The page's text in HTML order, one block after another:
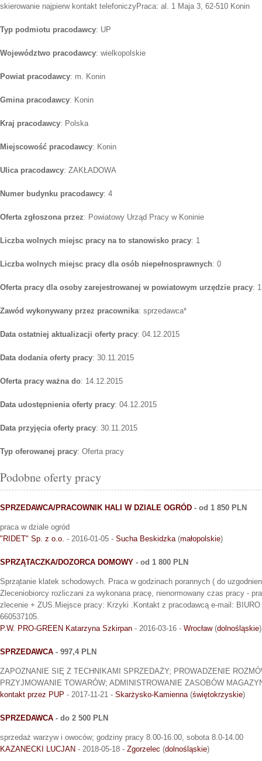
skierowanie najpierw kontakt telefoniczyPraca: al. 1 Maja 3, 62-510 Konin
Typ podmiotu pracodawcy: UP
Województwo pracodawcy: wielkopolskie
Powiat pracodawcy: m. Konin
Gmina pracodawcy: Konin
Kraj pracodawcy: Polska
Miejscowość pracodawcy: Konin
Ulica pracodawcy: ZAKŁADOWA
Numer budynku pracodawcy: 4
Oferta zgłoszona przez: Powiatowy Urząd Pracy w Koninie
Liczba wolnych miejsc pracy na to stanowisko pracy: 1
Liczba wolnych miejsc pracy dla osób niepełnosprawnych: 0
Oferta pracy dla osoby zarejestrowanej w powiatowym urzędzie pracy: 1
Zawód wykonywany przez pracownika: sprzedawca*
Data ostatniej aktualizacji oferty pracy: 04.12.2015
Data dodania oferty pracy: 30.11.2015
Oferta pracy ważna do: 14.12.2015
Data udostępnienia oferty pracy: 04.12.2015
Data przyjęcia oferty pracy: 30.11.2015
Typ oferowanej pracy: Oferta pracy
Podobne oferty pracy
SPRZEDAWCA/PRACOWNIK HALI W DZIALE OGRÓD - od 1 850 PLN
praca w dziale ogród
"RIDET" Sp. z o.o. - 2016-01-05 - Sucha Beskidzka(małopolskie)
SPRZĄTACZKA/DOZORCA DOMOWY - od 1 800 PLN
Sprzątanie klatek schodowych. Praca w godzinach porannych ( do
Zleceniobiorcy rozliczani za wykonana pracę, nienormowany czas pracy -
zlecenie + ZUS.Miejsce pracy: Krzyki .Kontakt z pracodawcą e-mail:
660537105.
P.W. PRO-GREEN Katarzyna Szkirpan - 2016-03-16 - Wrocław(dolnośląskie)
SPRZEDAWCA - 997,4 PLN
ZAPOZNANIE SIĘ Z TECHNIKAMI SPRZEDAŻY; PROWADZENIE
PRZYJMOWANIE TOWARÓW; ADMINISTROWANIE ZASOBÓW
kontakt przez PUP - 2017-11-21 - Skarżysko-Kamienna(świętokrzyskie)
SPRZEDAWCA - do 2 500 PLN
sprzedaż warzyw i owoców; godziny pracy 8.00-16.00, sobota 8.0-14.00
KAZANECKI LUCJAN - 2018-05-18 - Zgorzelec (dolnośląskie)